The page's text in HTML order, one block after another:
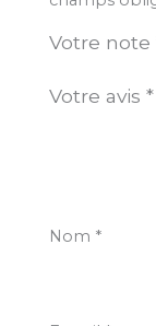
Votre note
Votre avis*
Nom *